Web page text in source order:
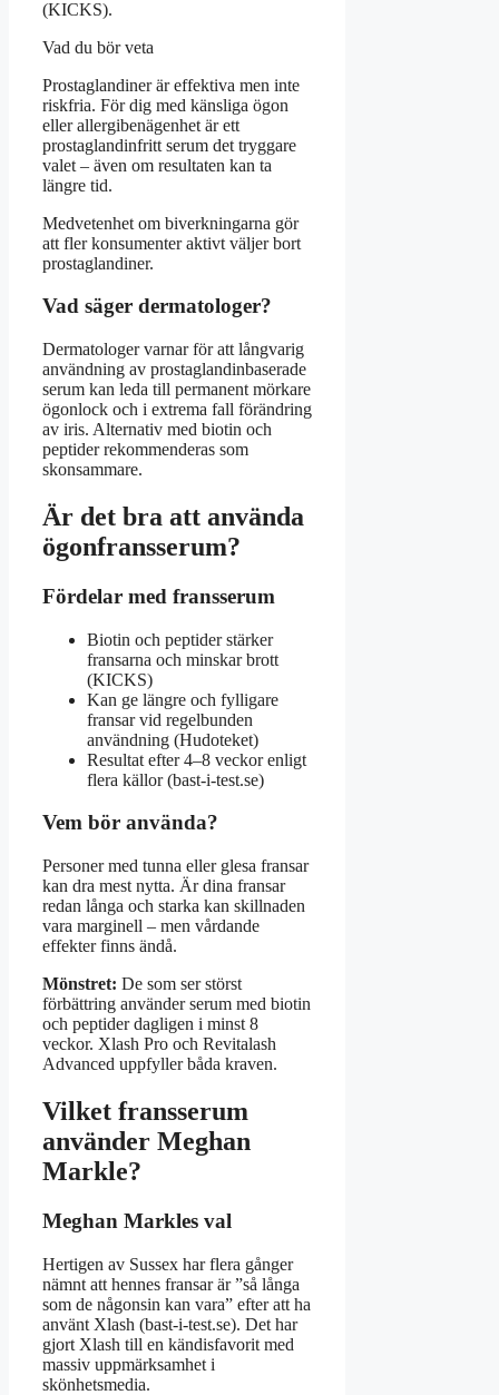
(KICKS).
Vad du bör veta
Prostaglandiner är effektiva men inte
riskfria. För dig med känsliga ögon
eller allergibenägenhet är ett
prostaglandinfritt serum det tryggare
valet – även om resultaten kan ta
längre tid.
Medvetenhet om biverkningarna gör
att fler konsumenter aktivt väljer bort
prostaglandiner.
Vad säger dermatologer?
Dermatologer varnar för att långvarig
användning av prostaglandinbaserade
serum kan leda till permanent mörkare
ögonlock och i extrema fall förändring
av iris. Alternativ med biotin och
peptider rekommenderas som
skonsammare.
Är det bra att använda
ögonfransserum?
Fördelar med fransserum
Biotin och peptider stärker
fransarna och minskar brott
(KICKS)
Kan ge längre och fylligare
fransar vid regelbunden
användning (Hudoteket)
Resultat efter 4–8 veckor enligt
flera källor (bast-i-test.se)
Vem bör använda?
Personer med tunna eller glesa fransar
kan dra mest nytta. Är dina fransar
redan långa och starka kan skillnaden
vara marginell – men vårdande
effekter finns ändå.
Mönstret: De som ser störst
förbättring använder serum med biotin
och peptider dagligen i minst 8
veckor. Xlash Pro och Revitalash
Advanced uppfyller båda kraven.
Vilket fransserum
använder Meghan
Markle?
Meghan Markles val
Hertigen av Sussex har flera gånger
nämnt att hennes fransar är ”så långa
som de någonsin kan vara” efter att ha
använt Xlash (bast-i-test.se). Det har
gjort Xlash till en kändisfavorit med
massiv uppmärksamhet i
skönhetsmedia.